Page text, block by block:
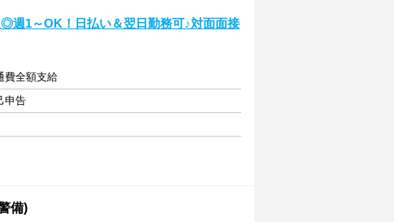
週1～OK！日払い＆翌日勤務可♪対面面接
費全額支給
申告
備)